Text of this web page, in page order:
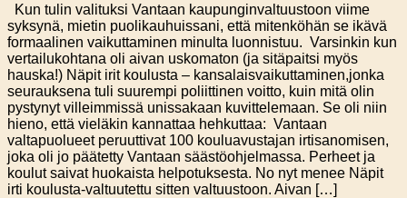
Kun tulin valituksi Vantaan kaupunginvaltuustoon viime
syksynä, mietin puolikauhuissani, että mitenköhän se ikävä
formaalinen vaikuttaminen minulta luonnistuu. Varsinkin kun
vertailukohtana oli aivan uskomaton (ja sitäpaitsi myös
hauska!) Näpit irit koulusta – kansalaisvaikuttaminen,jonka
seurauksena tuli suurempi poliittinen voitto, kuin mitä olin
pystynyt villeimmissä unissakaan kuvittelemaan. Se oli niin
hieno, että vieläkin kannattaa hehkuttaa: Vantaan
valtapuolueet peruuttivat 100 kouluavustajan irtisanomisen,
joka oli jo päätetty Vantaan säästöohjelmassa. Perheet ja
koulut saivat huokaista helpotuksesta. No nyt menee Näpit
irti koulusta-valtuutettu sitten valtuustoon. Aivan […]